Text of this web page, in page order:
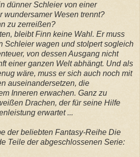
dünner Schleier von einer
wundersamer Wesen trennt?
zu zerreißen?
bleibt Finn keine Wahl. Er muss
Schleier wagen und stolpert sogleich
von dessen Ausgang nicht
einer ganzen Welt abhängt. Und als
wäre, muss er sich auch noch mit
auseinandersetzen, die
Inneren erwachen. Ganz zu
Drachen, der für seine Hilfe
erwartet ...
der beliebten Fantasy-Reihe Die
Teile der abgeschlossenen Serie: